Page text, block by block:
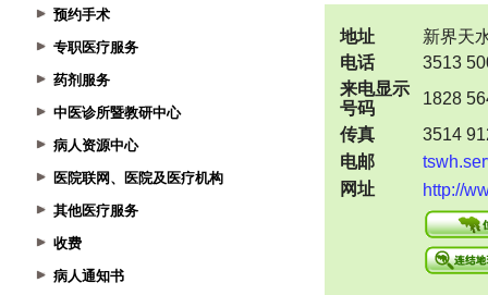
预约手术
专职医疗服务
药剂服务
中医诊所暨教研中心
病人资源中心
医院联网、医院及医疗机构
其他医疗服务
收费
病人通知书